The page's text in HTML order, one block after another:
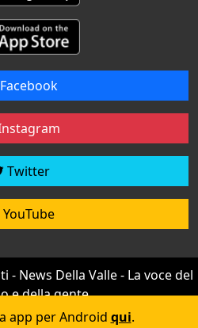
Twitter
YouTube
News Della Valle - La voce del
e della gente
by efree
app per Android qui.